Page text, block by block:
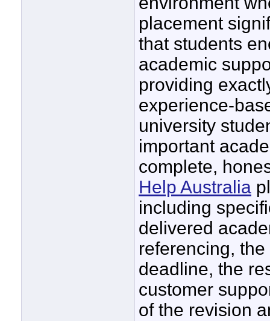
placement
that students
academic
providing
experience-
university
important
complete,
Help Australia
including
delivered
referencing,
deadline, the
customer
of the revision